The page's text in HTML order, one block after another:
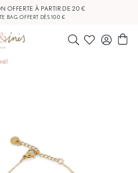
OFFERTE À PARTIR DE 20 €
BAG OFFERT DÈS 100 €